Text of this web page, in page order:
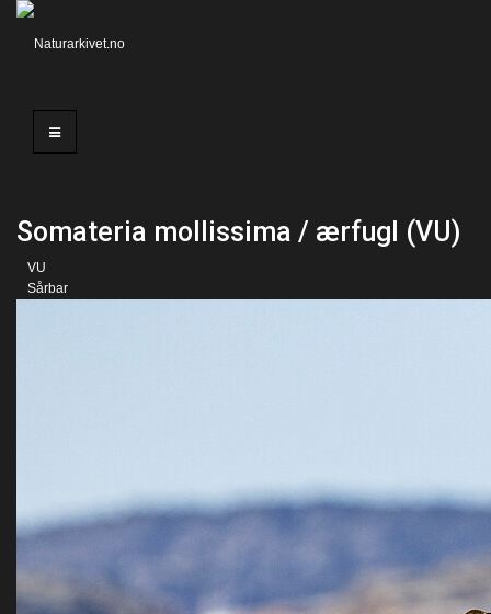
Somateria mollissima / ærfugl (VU)
VU
Sårbar